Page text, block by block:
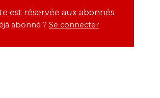
est réservée aux abonnés.
abonné ? Se connecter